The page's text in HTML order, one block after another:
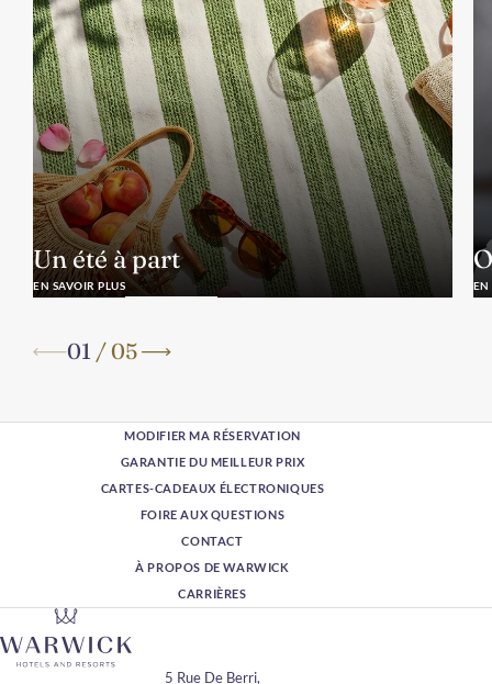
Un été à part
EN SAVOIR PLUS EN
01 /05
MODIFIER MA RÉSERVATION
GARANTIE DU MEILLEUR PRIX
CARTES-CADEAUX ÉLECTRONIQUES
FOIRE AUX QUESTIONS
CONTACT
À PROPOS DE WARWICK
CARRIÈRES
5 Rue De Berri,